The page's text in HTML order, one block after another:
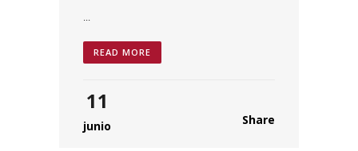
...
READ MORE
11
junio Share